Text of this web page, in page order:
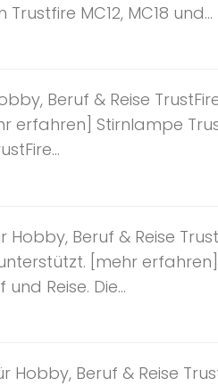
MC12, MC18 und...
Beruf & Reise
erfahren] Stirnlampe
Beruf & Reise
[mehr
Reise. Die...
Beruf & Reise